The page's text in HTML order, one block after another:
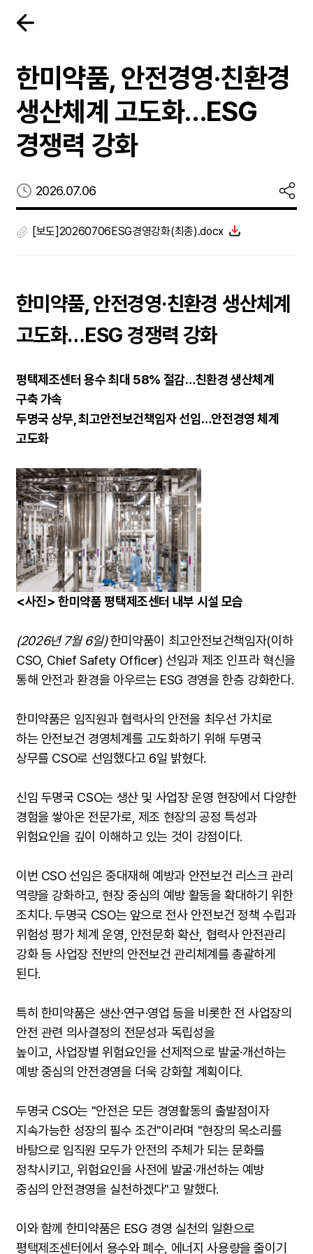
한미약품, 안전경영·친환경
생산체계 고도화…ESG
경쟁력 강화
2026.07.06
[보도]20260706ESG경영강화(최종).docx
한미약품, 안전경영·친환경 생산체계
고도화…ESG 경쟁력 강화
평택제조센터 용수 최대 58% 절감…친환경 생산체계
구축 가속
두명국 상무, 최고안전보건책임자 선임…안전경영 체계
고도화
<사진> 한미약품 평택제조센터 내부 시설 모습
(2026년 7월 6일)한미약품이 최고안전보건책임자(이하
CSO, Chief Safety Officer) 선임과 제조 인프라 혁신을
통해 안전과 환경을 아우르는 ESG 경영을 한층 강화한다.
한미약품은 임직원과 협력사의 안전을 최우선 가치로
하는 안전보건 경영체계를 고도화하기 위해 두명국
상무를 CSO로 선임했다고 6일 밝혔다.
신임 두명국 CSO는 생산 및 사업장 운영 현장에서 다양한
경험을 쌓아온 전문가로, 제조 현장의 공정 특성과
위험요인을 깊이 이해하고 있는 것이 강점이다.
이번 CSO 선임은 중대재해 예방과 안전보건 리스크 관리
역량을 강화하고, 현장 중심의 예방 활동을 확대하기 위한
조치다. 두명국 CSO는 앞으로 전사 안전보건 정책 수립과
위험성 평가 체계 운영, 안전문화 확산, 협력사 안전관리
강화 등 사업장 전반의 안전보건 관리체계를 총괄하게
된다.
특히 한미약품은 생산·연구·영업 등을 비롯한 전 사업장의
안전 관련 의사결정의 전문성과 독립성을
높이고, 사업장별 위험요인을 선제적으로 발굴·개선하는
예방 중심의 안전경영을 더욱 강화할 계획이다.
두명국 CSO는 "안전은 모든 경영활동의 출발점이자
지속가능한 성장의 필수 조건"이라며 "현장의 목소리를
바탕으로 임직원 모두가 안전의 주체가 되는 문화를
정착시키고, 위험요인을 사전에 발굴·개선하는 예방
중심의 안전경영을 실천하겠다"고 말했다.
이와 함께 한미약품은 ESG 경영 실천의 일환으로
평택제조센터에서 용수와 폐수, 에너지 사용량을 줄이기